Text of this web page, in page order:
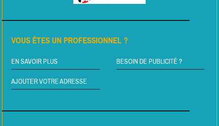
VOUS ÊTES UN PROFESSIONNEL ?
EN SAVOIR PLUS BESOIN DE PUBLICITÉ ?
AJOUTER VOTRE ADRESSE